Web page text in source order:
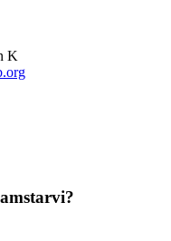
K